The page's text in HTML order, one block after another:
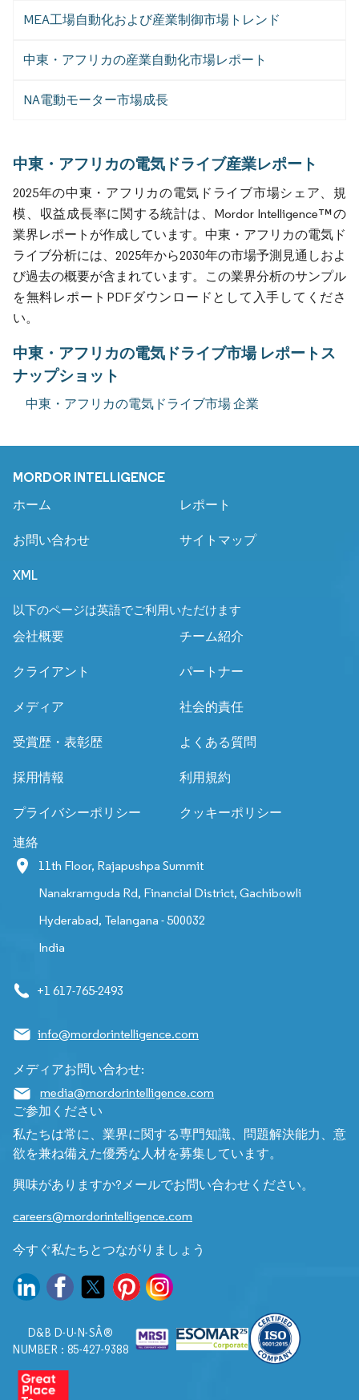
MEA工場自動化および産業制御市場トレンド
中東・アフリカの産業自動化市場レポート
NA電動モーター市場成長
中東・アフリカの電気ドライブ産業レポート
2025年の中東・アフリカの電気ドライブ市場シェア、規
模、収益成長率に関する統計は、Mordor Intelligence™の
業界レポートが作成しています。中東・アフリカの電気ド
ライブ分析には、2025年から2030年の市場予測見通しおよ
び過去の概要が含まれています。この業界分析のサンプル
を無料レポートPDFダウンロードとして入手してくださ
い。
中東・アフリカの電気ドライブ市場 レポートス
ナップショット
中東・アフリカの電気ドライブ市場 企業
MORDOR INTELLIGENCE
ホーム レポート
お問い合わせ サイトマップ
XML
以下のページは英語でご利用いただけます
会社概要
チーム紹介
クライアント パートナー
メディア 社会的責任
受賞歴・表彰歴 よくある質問
採用情報 利用規約
プライバシーポリシー クッキーポリシー
連絡
11th Floor, Rajapushpa Summit
Nanakramguda Rd, Financial District, Gachibowli
Hyderabad, Telangana - 500032
India
+1 617-765-2493
info@mordorintelligence.com
メディアお問い合わせ:
media@mordorintelligence.com
ご参加ください
私たちは常に、業界に関する専門知識、問題解決能力、意
欲を兼ね備えた優秀な人材を募集しています。
興味がありますか?メールでお問い合わせください。
careers@mordorintelligence.com
今すぐ私たちとつながりましょう
D&B D-U-N-SÂ®
NUMBER : 85-427-9388